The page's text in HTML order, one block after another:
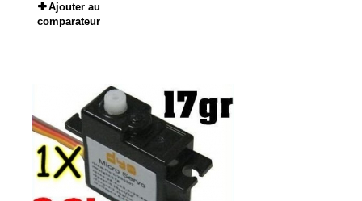
Ajouter au
comparateur